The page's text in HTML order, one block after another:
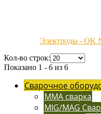
Электроды - OK
Кол-во строк:
Показано 1 - 6 из 6
Сварочное
MMA сварка
MIG/MAG